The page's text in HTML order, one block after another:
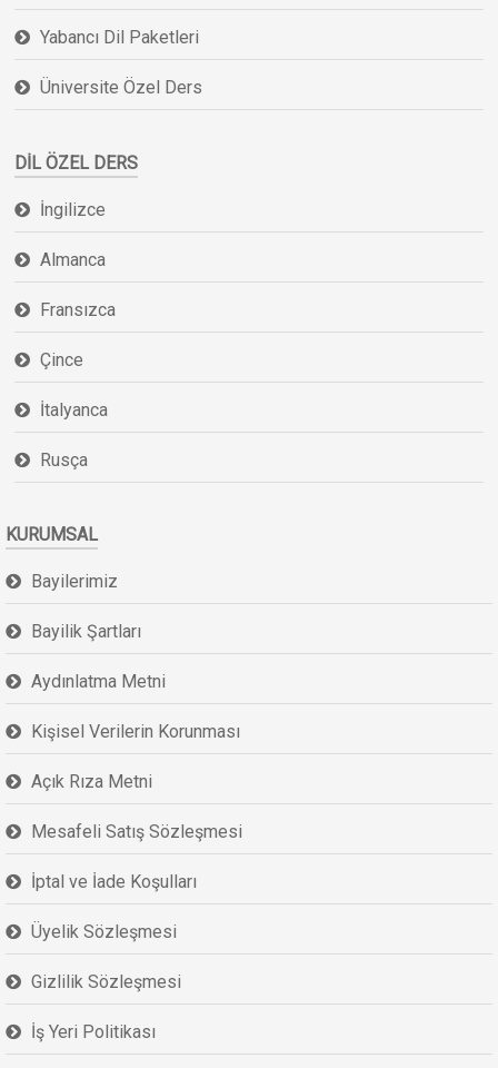
Yabancı Dil Paketleri
Üniversite Özel Ders
DIL ÖZEL DERS
İngilizce
Almanca
Fransızca
Çince
İtalyanca
Rusça
KURUMSAL
Bayilerimiz
Bayilik Şartları
Aydınlatma Metni
Kişisel Verilerin Korunması
Açık Rıza Metni
Mesafeli Satış Sözleşmesi
İptal ve İade Koşulları
Üyelik Sözleşmesi
Gizlilik Sözleşmesi
İş Yeri Politikası